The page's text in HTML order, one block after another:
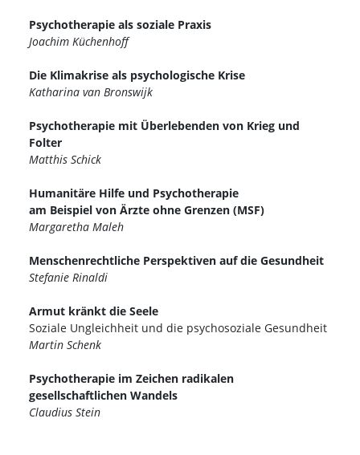
Psychotherapie als soziale Praxis
Joachim Küchenhoff
Die Klimakrise als psychologische Krise
Katharina van Bronswijk
Psychotherapie mit Überlebenden von Krieg und
Folter
Matthis Schick
Humanitäre Hilfe und Psychotherapie
am Beispiel von Ärzte ohne Grenzen (MSF)
Margaretha Maleh
Menschenrechtliche Perspektiven auf die Gesundheit
Stefanie Rinaldi
Armut kränkt die Seele
Soziale Ungleichheit und die psychosoziale Gesundheit
Martin Schenk
Psychotherapie im Zeichen radikalen
gesellschaftlichen Wandels
Claudius Stein